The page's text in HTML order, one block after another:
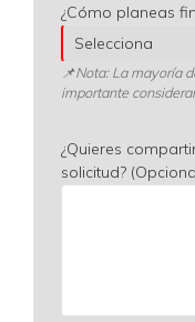
¿Cómo planeas
📌Nota: La mayoría
importante
¿Quieres
solicitud?